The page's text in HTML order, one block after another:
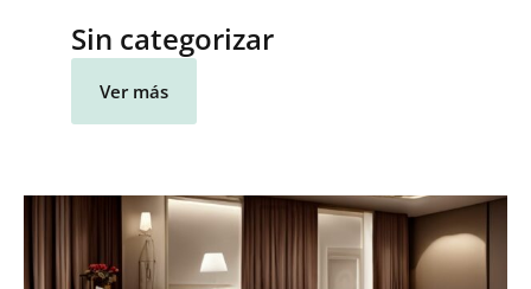
Sin categorizar
Ver más